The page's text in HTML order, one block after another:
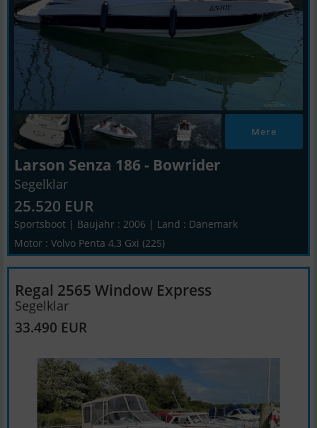
Mere
Larson Senza 186 - Bowrider
Segelklar
25.520 EUR
Sportsboot | Baujahr : 2006 | Land : Dänemark
Motor : Volvo Penta 4,3 Gxi (225)
Regal 2565 Window Express
Segelklar
33.490 EUR